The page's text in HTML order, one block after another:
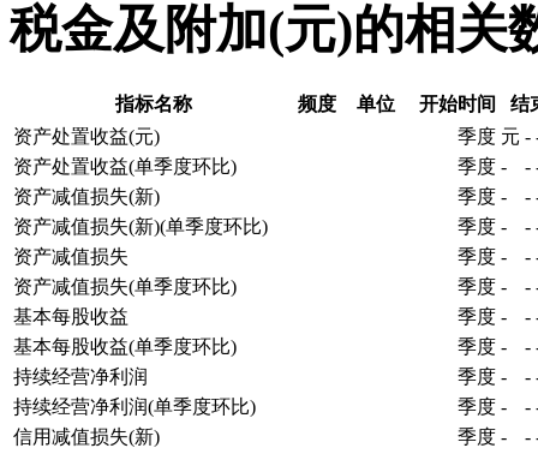
税金及附加(元)的相关
指标名称 频度 单位 开始时间
结
资产处置收益(元)
季度 元 -
资产处置收益(单季度环比)
季度 - -
资产减值损失(新)
季度 - -
资产减值损失(新)(单季度环比)
季度 - -
资产减值损失
季度 - -
资产减值损失(单季度环比)
季度 - -
基本每股收益
季度 - -
基本每股收益(单季度环比)
季度 - -
持续经营净利润
季度 - -
持续经营净利润(单季度环比)
季度 - -
信用减值损失(新)
季度 - -